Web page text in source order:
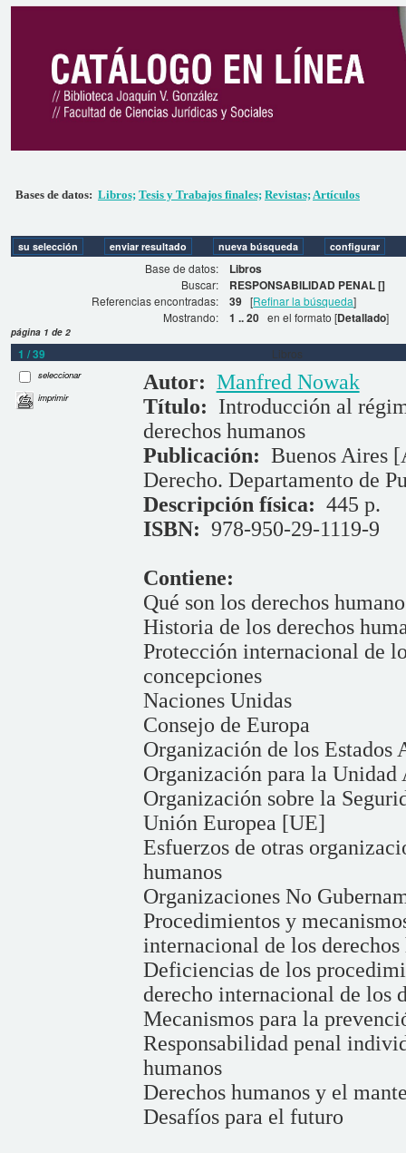
Bases de datos: Libros; Tesis y Trabajos finales; Revistas;Artículos
Base de datos: Libros
Buscar: RESPONSABILIDAD PENAL []
Referencias encontradas: 39 [Refinar la búsqueda]
Mostrando:
1 .. 20 en el formato [Detallado]
página 1 de 2
1 / 39 Libros
seleccionar
imprimir
Autor: Manfred Nowak
Título: Introducción al
derechos humanos
Publicación: Buenos Aires
Derecho. Departamento de
Descripción física: 445 p.
ISBN: 978-950-29-1119-9
Contiene:
Qué son los derechos
Historia de los derechos
Protección internacional de
concepciones
Naciones Unidas
Consejo de Europa
Organización de los Estados
Organización para la
Organización sobre la
Unión Europea [UE]
Esfuerzos de otras
humanos
Organizaciones No
Procedimientos y
internacional de los derechos
Deficiencias de los
derecho internacional de los
Mecanismos para la
Responsabilidad penal
humanos
Derechos humanos y el
Desafíos para el futuro